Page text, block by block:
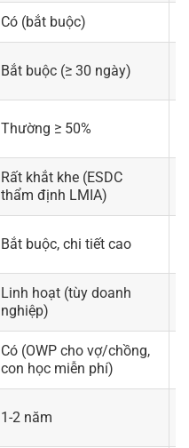
Có (bắt buộc)
Bắt buộc (≥ 30 ngày)
Thường ≥ 50%
Rất khắt khe (ESDC
thẩm định LMIA)
Bắt buộc, chi tiết cao
Linh hoạt (tùy doanh
nghiệp)
Có (OWP cho vợ/chồng,
con học miễn phí)
1-2 năm